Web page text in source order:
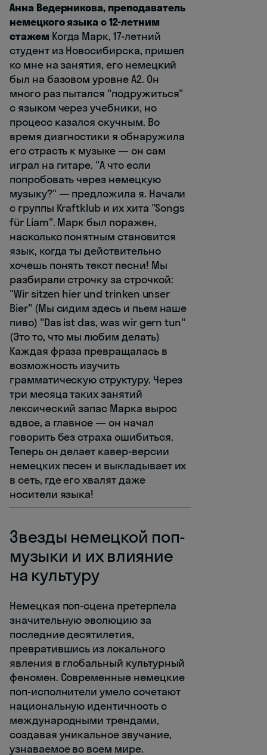
Анна Ведерникова, преподаватель
немецкого языка с 12-летним
стажем Когда Марк, 17-летний
студент из Новосибирска, пришел
ко мне на занятия, его немецкий
был на базовом уровне A2. Он
много раз пытался "подружиться"
с языком через учебники, но
процесс казался скучным. Во
время диагностики я обнаружила
его страсть к музыке — он сам
играл на гитаре. "А что если
попробовать через немецкую
музыку?" — предложила я. Начали
с группы Kraftklub и их хита "Songs
für Liam". Марк был поражен,
насколько понятным становится
язык, когда ты действительно
хочешь понять текст песни! Мы
разбирали строчку за строчкой:
"Wir sitzen hier und trinken unser
Bier" (Мы сидим здесь и пьем наше
пиво) "Das ist das, was wir gern tun"
(Это то, что мы любим делать)
Каждая фраза превращалась в
возможность изучить
грамматическую структуру. Через
три месяца таких занятий
лексический запас Марка вырос
вдвое, а главное — он начал
говорить без страха ошибиться.
Теперь он делает кавер-версии
немецких песен и выкладывает их
в сеть, где его хвалят даже
носители языка!
Звезды немецкой поп-
музыки и их влияние
на культуру
Немецкая поп-сцена претерпела
значительную эволюцию за
последние десятилетия,
превратившись из локального
явления в глобальный культурный
феномен. Современные немецкие
поп-исполнители умело сочетают
национальную идентичность с
международными трендами,
создавая уникальное звучание,
узнаваемое во всем мире.